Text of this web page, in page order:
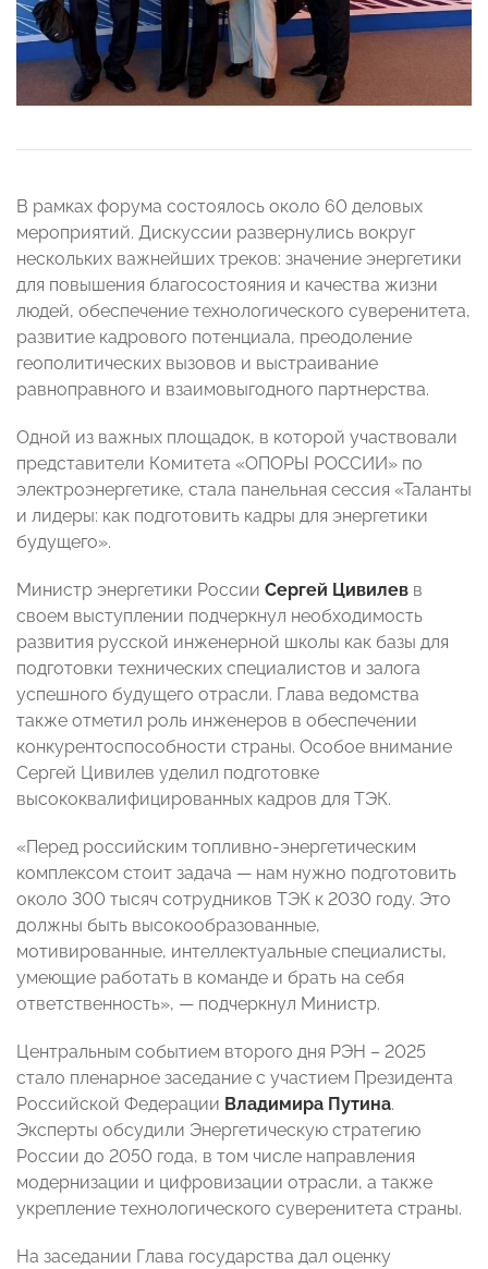
В рамках форума состоялось около 60 деловых
мероприятий. Дискуссии развернулись вокруг
нескольких важнейших треков: значение энергетики
для повышения благосостояния и качества жизни
людей, обеспечение технологического суверенитета,
развитие кадрового потенциала, преодоление
геополитических вызовов и выстраивание
равноправного и взаимовыгодного партнерства.
Одной из важных площадок, в которой участвовали
представители Комитета «ОПОРЫ РОССИИ» по
электроэнергетике, стала панельная сессия «Таланты
и лидеры: как подготовить кадры для энергетики
будущего».
Министр энергетики России Сергей Цивилев в
своем выступлении подчеркнул необходимость
развития русской инженерной школы как базы для
подготовки технических специалистов и залога
успешного будущего отрасли. Глава ведомства
также отметил роль инженеров в обеспечении
конкурентоспособности страны. Особое внимание
Сергей Цивилев уделил подготовке
высококвалифицированных кадров для ТЭК.
«Перед российским топливно-энергетическим
комплексом стоит задача — нам нужно подготовить
около 300 тысяч сотрудников ТЭК к 2030 году. Это
должны быть высокообразованные,
мотивированные, интеллектуальные специалисты,
умеющие работать в команде и брать на себя
ответственность», — подчеркнул Министр.
Центральным событием второго дня РЭН – 2025
стало пленарное заседание с участием Президента
Российской Федерации Владимира Путина.
Эксперты обсудили Энергетическую стратегию
России до 2050 года, в том числе направления
модернизации и цифровизации отрасли, а также
укрепление технологического суверенитета страны.
На заседании Глава государства дал оценку